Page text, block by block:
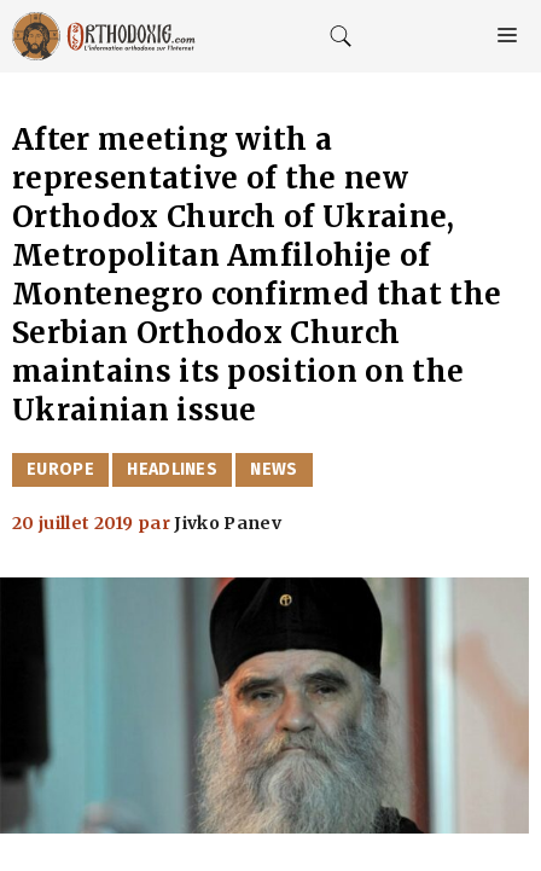
Aller
au
contenu
After meeting with a
representative of the new
Orthodox Church of Ukraine,
Metropolitan Amfilohije of
Montenegro confirmed that the
Serbian Orthodox Church
maintains its position on the
Ukrainian issue
CATÉGORIES
EUROPE HEADLINES NEWS
20 juillet 2019 parJivko Panev